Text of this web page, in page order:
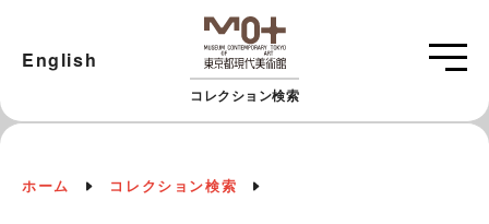
コレクション検索
English
ホーム コレクション検索